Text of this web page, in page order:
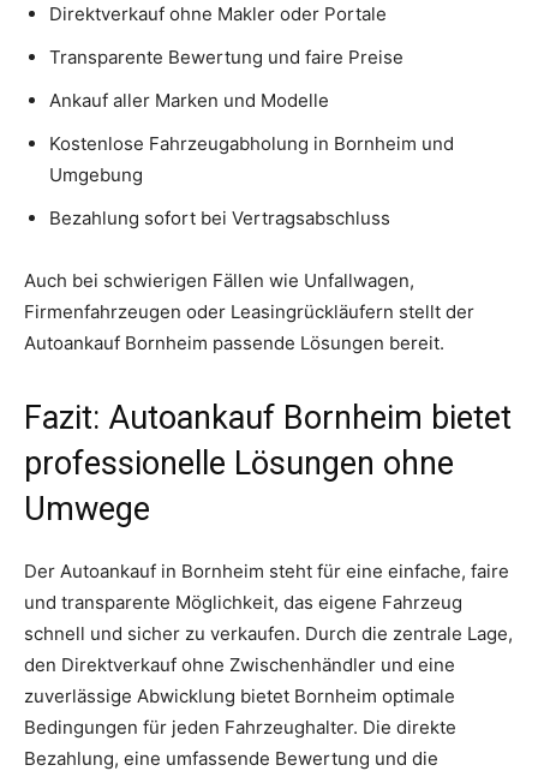
Direktverkauf ohne Makler oder Portale
Transparente Bewertung und faire Preise
Ankauf aller Marken und Modelle
Kostenlose Fahrzeugabholung in Bornheim und
Umgebung
Bezahlung sofort bei Vertragsabschluss
Auch bei schwierigen Fällen wie Unfallwagen,
Firmenfahrzeugen oder Leasingrückläufern stellt der
Autoankauf Bornheim passende Lösungen bereit.
Fazit: Autoankauf Bornheim bietet
professionelle Lösungen ohne
Umwege
Der Autoankauf in Bornheim steht für eine einfache, faire
und transparente Möglichkeit, das eigene Fahrzeug
schnell und sicher zu verkaufen. Durch die zentrale Lage,
den Direktverkauf ohne Zwischenhändler und eine
zuverlässige Abwicklung bietet Bornheim optimale
Bedingungen für jeden Fahrzeughalter. Die direkte
Bezahlung, eine umfassende Bewertung und die